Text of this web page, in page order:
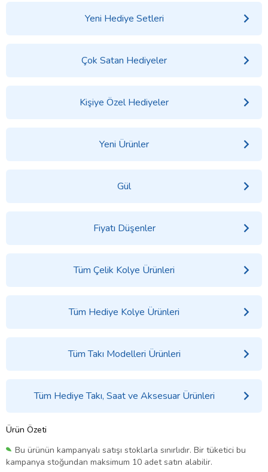
Yeni Hediye Setleri
Çok Satan Hediyeler
Kişiye Özel Hediyeler
Yeni Ürünler
Gül
Fiyatı Düşenler
Tüm Çelik Kolye Ürünleri
Tüm Hediye Kolye Ürünleri
Tüm Takı Modelleri Ürünleri
Tüm Hediye Takı, Saat ve Aksesuar Ürünleri
Ürün Özeti
Bu ürünün kampanyalı satışı stoklarla sınırlıdır. Bir tüketici bu
kampanya stoğundan maksimum 10 adet satın alabilir.